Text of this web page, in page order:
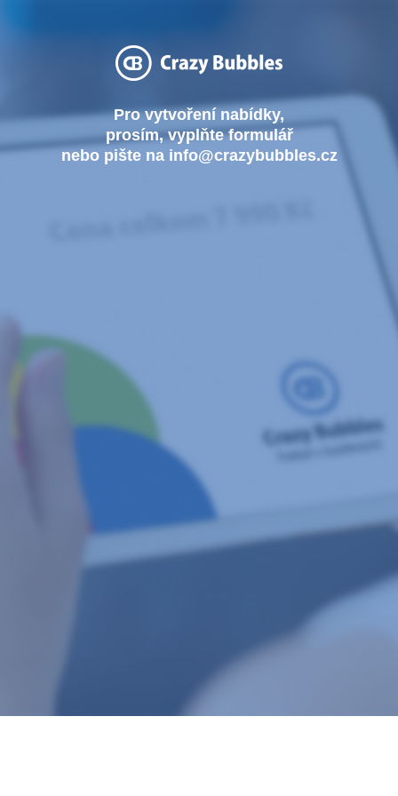
Pro vytvoření nabídky,
prosím, vyplňte formulář
nebo pište na info@crazybubbles.cz